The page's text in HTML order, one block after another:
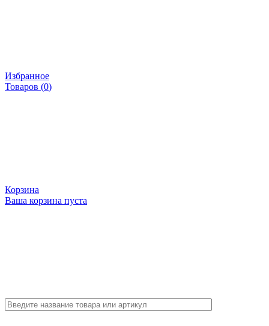
Избранное
Товаров (0)
Корзина
Ваша корзина пуста